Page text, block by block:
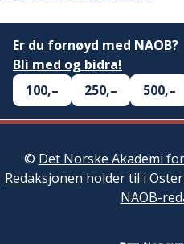
Er du fornøyd med NAOB?
Bli med og bidra!
100,–
250,– 500,–
© Det Norske Akademi
Redaksjonen holder til i
NAOB-